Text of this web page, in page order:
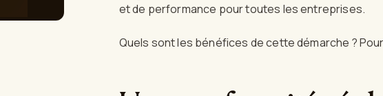
et de performance pour toutes les entreprises.
Quels sont les bénéfices de cette démarche ?